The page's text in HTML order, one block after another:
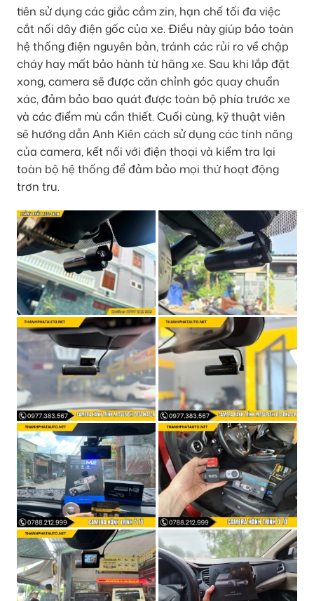
tiên sử dụng các giắc cắm zin, hạn chế tối đa việc
cắt nối dây điện gốc của xe. Điều này giúp bảo toàn
hệ thống điện nguyên bản, tránh các rủi ro về chập
cháy hay mất bảo hành từ hãng xe. Sau khi lắp đặt
xong, camera sẽ được căn chỉnh góc quay chuẩn
xác, đảm bảo bao quát được toàn bộ phía trước xe
và các điểm mù cần thiết. Cuối cùng, kỹ thuật viên
sẽ hướng dẫn Anh Kiên cách sử dụng các tính năng
của camera, kết nối với điện thoại và kiểm tra lại
toàn bộ hệ thống để đảm bảo mọi thứ hoạt động
trơn tru.